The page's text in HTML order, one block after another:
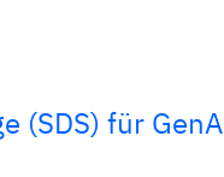
(SDS) für